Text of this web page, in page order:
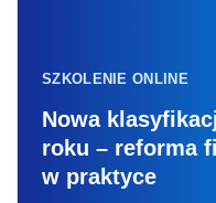
SZKOLENIE ONLINE
Nowa
roku – reforma
w praktyce